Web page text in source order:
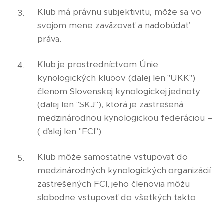
Klub má právnu subjektivitu, môže sa vo
svojom mene zaväzovať a nadobúdať
práva.
Klub je prostredníctvom Únie
kynologických klubov (ďalej len "UKK")
členom Slovenskej kynologickej jednoty
(ďalej len "SKJ"), ktorá je zastrešená
medzinárodnou kynologickou federáciou –
( ďalej len "FCI")
Klub môže samostatne vstupovať do
medzinárodných kynologických organizácií
zastrešených FCI, jeho členovia môžu
slobodne vstupovať do všetkých takto